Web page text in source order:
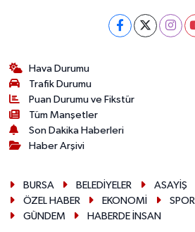
Hava Durumu
Trafik Durumu
Puan Durumu ve Fikstür
Tüm Manşetler
Son Dakika Haberleri
Haber Arşivi
BURSA BELEDİYELER ASAYİŞ
ÖZEL HABER
EKONOMİ SPOR
GÜNDEM
HABERDE İNSAN